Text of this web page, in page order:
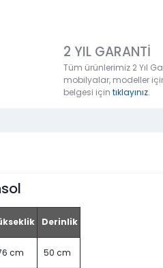
2 YIL GARANTİ
Tüm ürünlerimiz 2 Yıl
mobilyalar, modeller
belgesi için tıklayınız.
Derinlik
cm 50 cm